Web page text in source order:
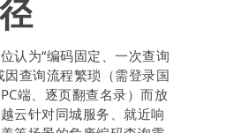
认为“编码固定、一次查询
因查询流程繁琐（需登录国
端、逐页翻查名录）而放
云针对同城服务、就近响